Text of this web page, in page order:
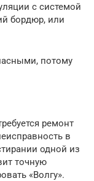
с системой
бордюр, или
потому
ремонт
в
одной из
точную
«Волгу».